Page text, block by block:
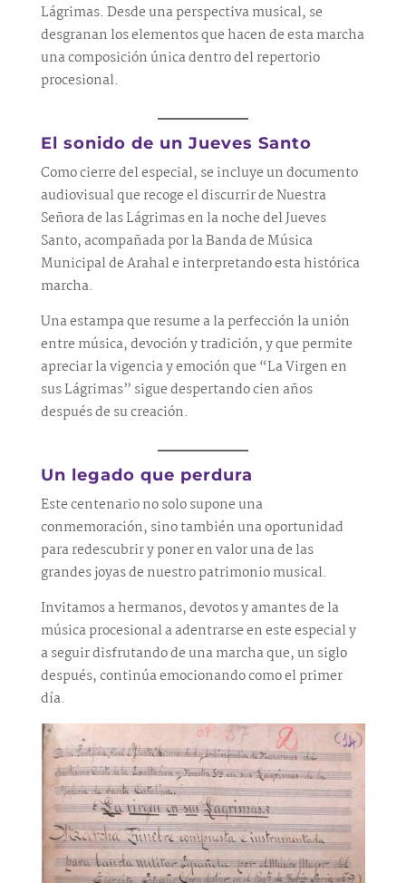
Lágrimas. Desde una perspectiva musical, se
desgranan los elementos que hacen de esta marcha
una composición única dentro del repertorio
procesional.
El sonido de un Jueves Santo
Como cierre del especial, se incluye un documento
audiovisual que recoge el discurrir de Nuestra
Señora de las Lágrimas en la noche del Jueves
Santo, acompañada por la Banda de Música
Municipal de Arahal e interpretando esta histórica
marcha.
Una estampa que resume a la perfección la unión
entre música, devoción y tradición, y que permite
apreciar la vigencia y emoción que “La Virgen en
sus Lágrimas” sigue despertando cien años
después de su creación.
Un legado que perdura
Este centenario no solo supone una
conmemoración, sino también una oportunidad
para redescubrir y poner en valor una de las
grandes joyas de nuestro patrimonio musical.
Invitamos a hermanos, devotos y amantes de la
música procesional a adentrarse en este especial y
a seguir disfrutando de una marcha que, un siglo
después, continúa emocionando como el primer
día.